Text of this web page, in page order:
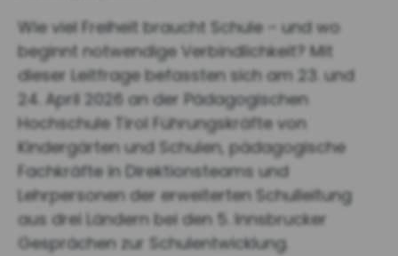
Wie viel Freiheit braucht Schule – und wo
beginnt notwendige Verbindlichkeit? Mit
dieser Leitfrage befassten sich am 23. und
24. April 2026 an der Pädagogischen
Hochschule Tirol Führungskräfte von
Kindergärten und Schulen, pädagogische
Fachkräfte in Direktionsteams und
Lehrpersonen der erweiterten Schulleitung
aus drei Ländern bei den 5. Innsbrucker
Gesprächen zur Schulentwicklung.